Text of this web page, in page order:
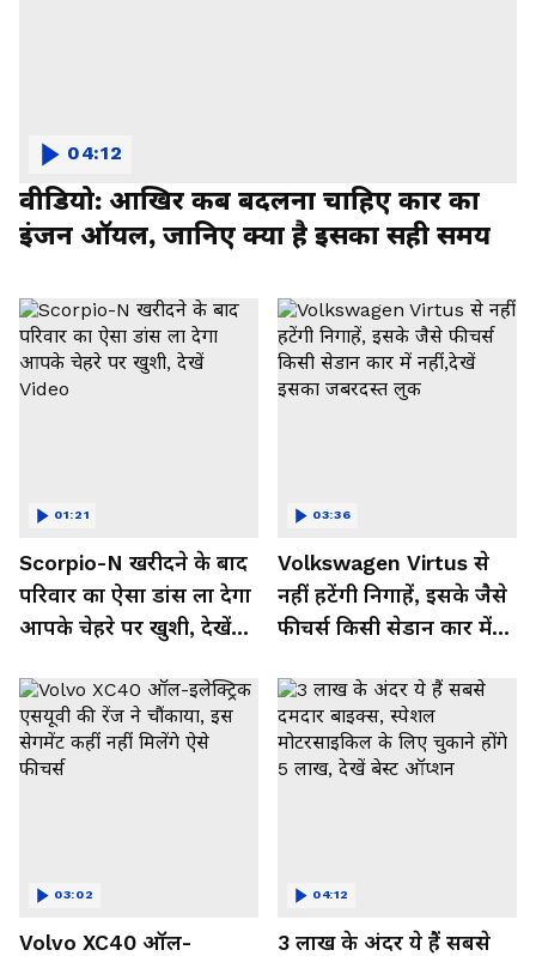
वीडियो: आखिर कब बदलना चाहिए कार का
इंजन ऑयल, जानिए क्या है इसका सही समय
04:12
Scorpio-N खरीदने के बाद
परिवार का ऐसा डांस ला देगा
आपके चेहरे पर खुशी, देखें
01:21
Volkswagen Virtus से
नहीं हटेंगी निगाहें, इसके जैसे
फीचर्स किसी सेडान कार में
03:36
Volvo XC40 ऑल-
03:02
3 लाख के अंदर ये हैं सबसे
04:12